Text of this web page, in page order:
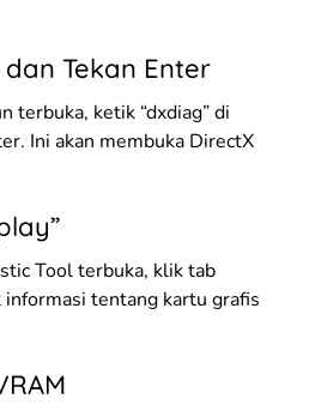
dan Tekan Enter
terbuka, ketik “dxdiag” di
Ini akan membuka DirectX
Tool terbuka, klik tab
informasi tentang kartu grafis